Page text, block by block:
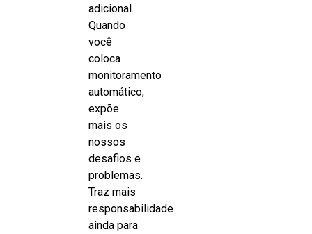
adicional.
Quando
você
coloca
monitoramento
automático,
expõe
mais os
nossos
desafios e
problemas.
Traz mais
responsabilidade
ainda para